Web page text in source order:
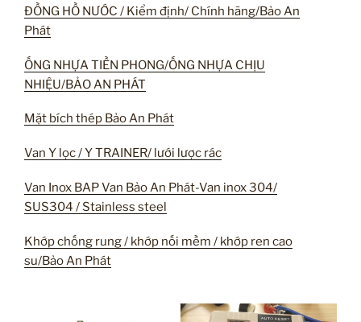
ĐỒNG HỒ NƯỚC / Kiểm định/ Chính hãng/Bảo An
Phát
ỐNG NHỰA TIỀN PHONG/ỐNG NHỰA CHỊU
NHIỆU/BẢO AN PHÁT
Mặt bích thép Bảo An Phát
Van Y lọc / Y TRAINER/ lưới lược rác
Van Inox BAP Van Bảo An Phát-Van inox 304/
SUS304 / Stainless steel
Khớp chống rung / khớp nối mềm / khớp ren cao
su/Bảo An Phát